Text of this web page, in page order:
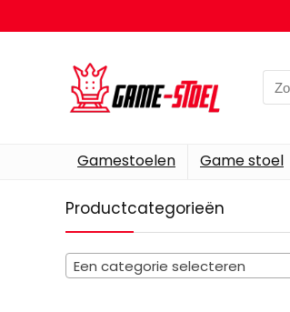
for:
Gamestoelen Game stoel
Productcategorieën
Een categorie selecteren